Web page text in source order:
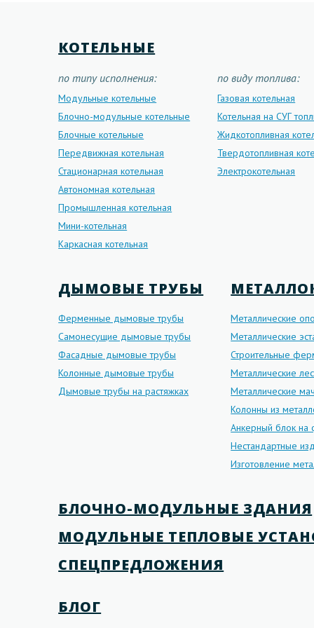
КОТЕЛЬНЫЕ
по типу исполнения:
Модульные котельные
Блочно-модульные котельные
Блочные котельные
Передвижная котельная
Стационарная котельная
Автономная котельная
Промышленная котельная
Мини-котельная
Каркасная котельная
по виду топлива:
Газовая котельная
Котельная на СУГ
Жидкотопливная
Твердотопливная
Электрокотельная
ДЫМОВЫЕ ТРУБЫ
Ферменные дымовые трубы
Самонесущие дымовые трубы
Фасадные дымовые трубы
Колонные дымовые трубы
Дымовые трубы на растяжках
Металлические
Металлические
Строительные
Металлические
Металлические
Колонны из
Анкерный блок на
Нестандартные
Изготовление
БЛОЧНО-МОДУЛЬНЫЕ ЗДАНИЯ
МОДУЛЬНЫЕ ТЕПЛОВЫЕ
СПЕЦПРЕДЛОЖЕНИЯ
БЛОГ